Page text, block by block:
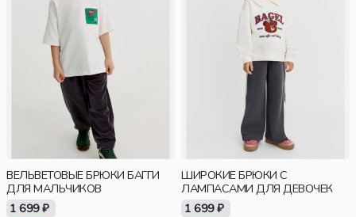
ВЕЛЬВЕТОВЫЕ БРЮКИ БАГГИ
ДЛЯ МАЛЬЧИКОВ
1 699 ₽
ШИРОКИЕ БРЮКИ С
ЛАМПАСАМИ ДЛЯ ДЕВОЧЕК
1 699 ₽